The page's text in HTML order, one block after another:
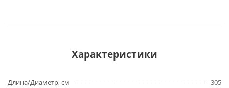
Характеристики
Длина/Диаметр, см
305